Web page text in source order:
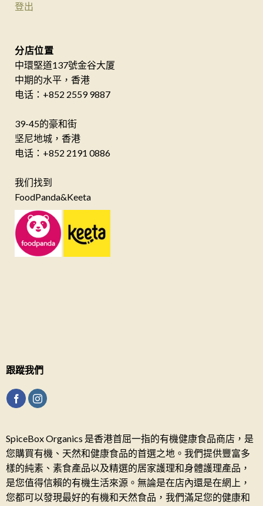
登出
分店位置
中環堅道137號金谷大厦
中期的水平，香港
电话：+852 2559 9887
39-45的豪和街
坚尼地城，香港
电话：+852 2191 0886
我们找到
FoodPanda&Keeta
跟蹤我們
SpiceBox Organics 是香港首屈一指的有機健康食品商店，是
您購買有機、天然和健康食品的首選之地。我們提供豐富多
樣的純素、素食產品以及精選的居家護理和身體護理產品，
是您值得信賴的有機生活來源。無論是在店內還是在網上，
您都可以發現最好的有機和天然食品，我們滿足您的健康和